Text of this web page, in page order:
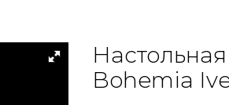
Настольная
Bohemia